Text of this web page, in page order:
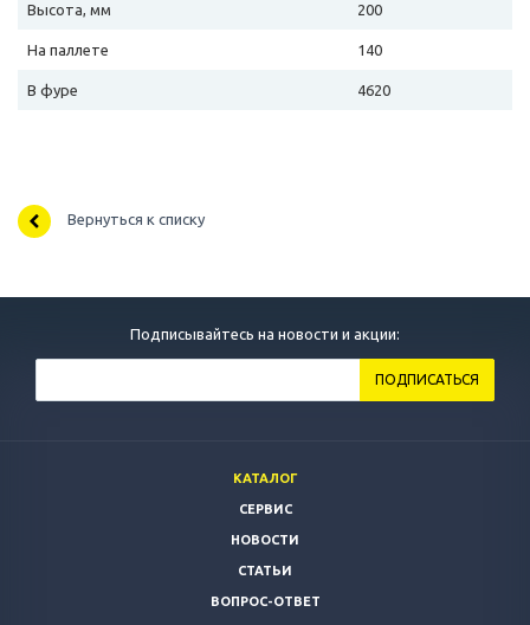
Высота, мм 200
На паллете 140
В фуре 4620
Вернуться к списку
Подписывайтесь на новости и акции:
КАТАЛОГ
СЕРВИС
НОВОСТИ
СТАТЬИ
ВОПРОС-ОТВЕТ